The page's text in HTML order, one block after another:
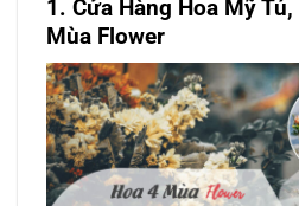
1. Cửa Hàng Hoa Mỹ
Mùa Flower